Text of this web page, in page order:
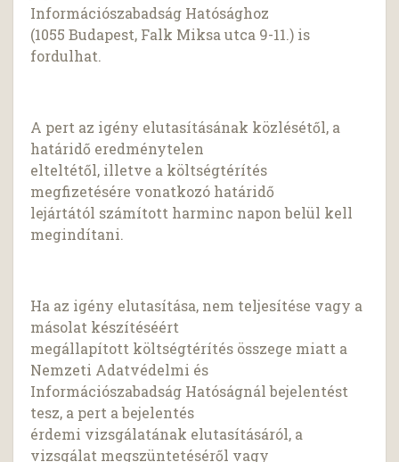
Információszabadság Hatósághoz
(1055 Budapest, Falk Miksa utca 9-11.) is
fordulhat.
A pert az igény elutasításának közlésétől, a
határidő eredménytelen
elteltétől, illetve a költségtérítés
megfizetésére vonatkozó határidő
lejártától számított harminc napon belül kell
megindítani.
Ha az igény elutasítása, nem teljesítése vagy a
másolat készítéséért
megállapított költségtérítés összege miatt a
Nemzeti Adatvédelmi és
Információszabadság Hatóságnál bejelentést
tesz, a pert a bejelentés
érdemi vizsgálatának elutasításáról, a
vizsgálat megszüntetéséről vagy